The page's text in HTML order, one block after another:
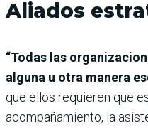
Aliados
“Todas las
alguna u otra manera
que ellos requieren que
acompañamiento, la